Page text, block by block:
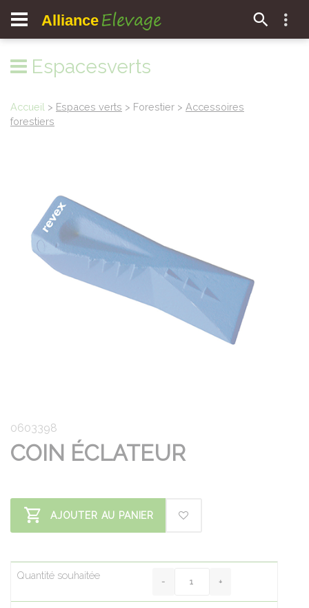
Alliance Elevage
Espacesverts
Accueil > Espaces verts > Forestier > Accessoires
forestiers
0603398
COIN ÉCLATEUR
AJOUTER AU PANIER
Quantité souhaitée